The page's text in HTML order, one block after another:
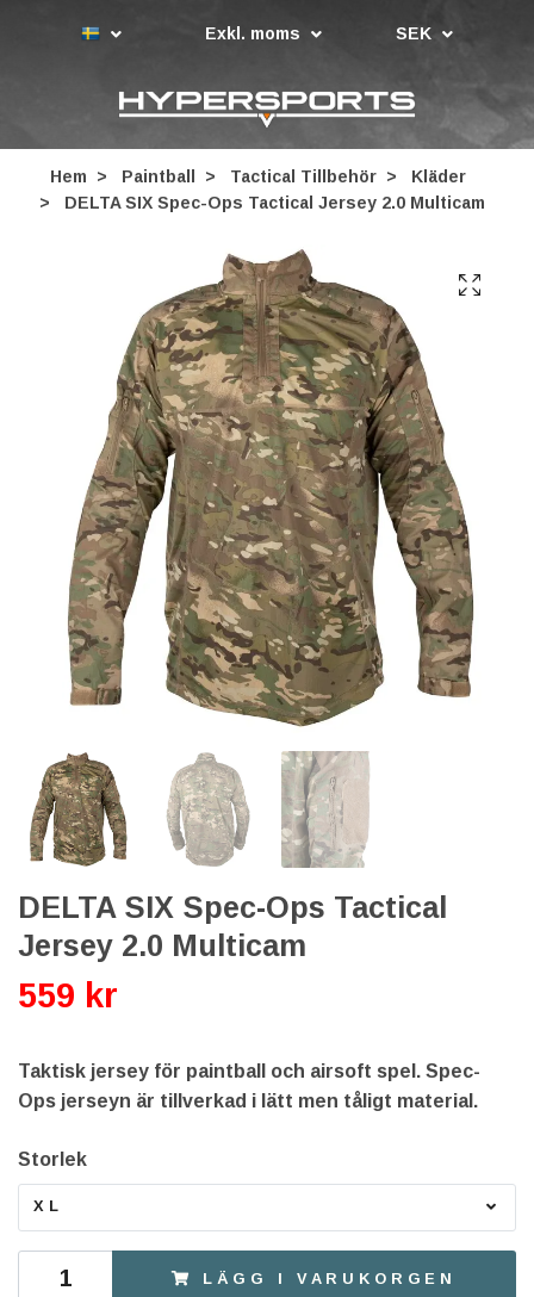
Exkl. moms SEK
Hem Paintball Tactical Tillbehör
Kläder
DELTA SIX Spec-Ops Tactical Jersey 2.0 Multicam
DELTA SIX Spec-Ops Tactical
Jersey 2.0 Multicam
559 kr
Taktisk jersey för paintball och airsoft spel. Spec-
Ops jerseyn är tillverkad i lätt men tåligt material.
Storlek
XL
LÄGG I VARUKORGEN